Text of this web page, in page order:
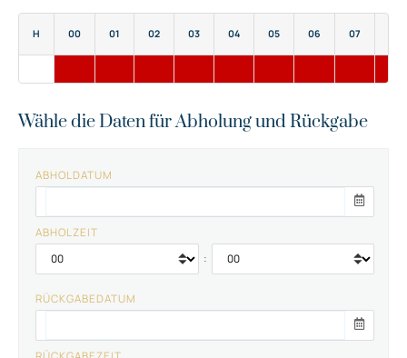
H 00 01 02 03 04 05 06 07
Wähle die Daten für Abholung und Rückgabe
ABHOLDATUM
ABHOLZEIT
:
RÜCKGABEDATUM